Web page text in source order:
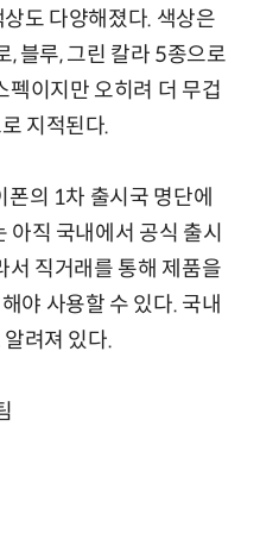
도 다양해졌다. 색상은
, 블루, 그린 칼라 5종으로
펙이지만 오히려 더 무겁
지적된다.
의 1차 출시국 명단에
직 국내에서 공식 출시
서 직거래를 통해 제품을
야 사용할 수 있다. 국내
려져 있다.